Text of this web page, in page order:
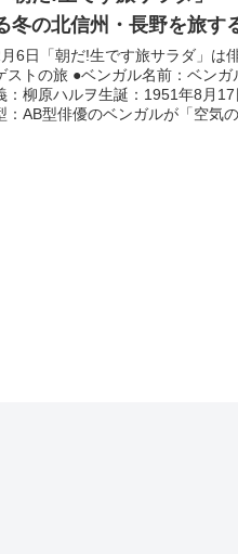
冬の北信州・長野を旅す
6日「朝だ!生です旅サラダ」
ストの旅 ●ベンガル名前：ベン
：柳原ハルヲ生誕：1951年8月
：AB型俳優のベンガルが「空気の